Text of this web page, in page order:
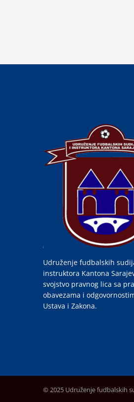
Udruženje fudbalskih
instruktora Kantona
svojstvo pravnog lica sa
obavezama i
Ustava i Zakona.
© 2025 Udruženje fudbalskih